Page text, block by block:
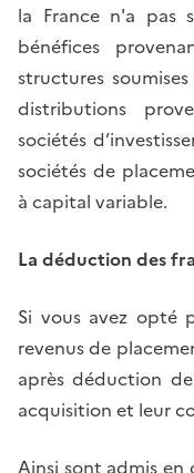
la France n'a pas
bénéfices
structures
distributions
sociétés
sociétés de
à capital variable.
La déduction des
Si vous avez opté
revenus de
après déduction
acquisition et leur
Ainsi sont admis